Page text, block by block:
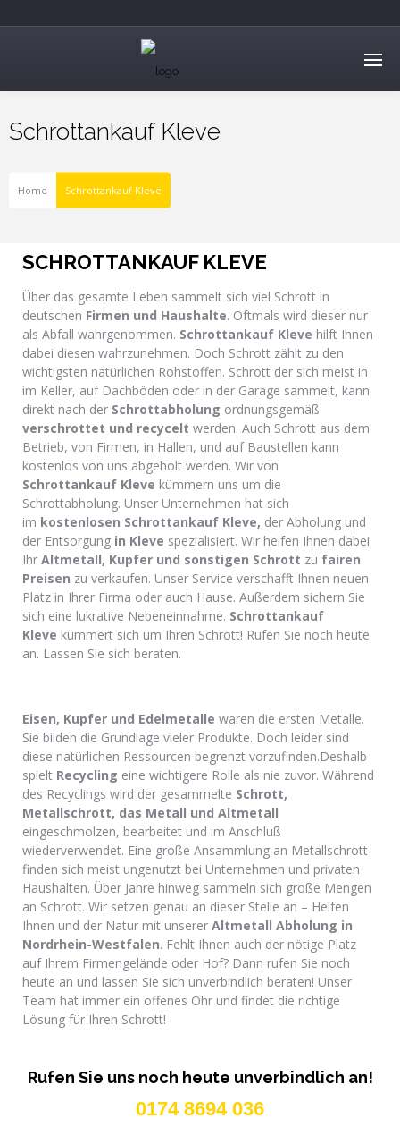
Schrottankauf Kleve
Home Schrottankauf Kleve
SCHROTTANKAUF KLEVE
Über das gesamte Leben sammelt sich viel Schrott in
deutschen Firmen und Haushalte. Oftmals wird dieser nur
als Abfall wahrgenommen. Schrottankauf Kleve hilft Ihnen
dabei diesen wahrzunehmen. Doch Schrott zählt zu den
wichtigsten natürlichen Rohstoffen. Schrott der sich meist in
im Keller, auf Dachböden oder in der Garage sammelt, kann
direkt nach der Schrottabholung ordnungsgemäß
verschrottet und recycelt werden. Auch Schrott aus dem
Betrieb, von Firmen, in Hallen, und auf Baustellen kann
kostenlos von uns abgeholt werden. Wir von
Schrottankauf Kleve kümmern uns um die
Schrottabholung. Unser Unternehmen hat sich
im kostenlosen Schrottankauf Kleve, der Abholung und
der Entsorgung in Kleve spezialisiert. Wir helfen Ihnen dabei
Ihr Altmetall, Kupfer und sonstigen Schrott zu fairen
Preisen zu verkaufen. Unser Service verschafft Ihnen neuen
Platz in Ihrer Firma oder auch Hause. Außerdem sichern Sie
sich eine lukrative Nebeneinnahme. Schrottankauf
Kleve kümmert sich um Ihren Schrott! Rufen Sie noch heute
an. Lassen Sie sich beraten.
Eisen, Kupfer und Edelmetalle waren die ersten Metalle.
Sie bilden die Grundlage vieler Produkte. Doch leider sind
diese natürlichen Ressourcen begrenzt vorzufinden.Deshalb
spielt Recycling eine wichtigere Rolle als nie zuvor. Während
des Recyclings wird der gesammelte Schrott,
Metallschrott, das Metall und Altmetall
eingeschmolzen, bearbeitet und im Anschluß
wiederverwendet. Eine große Ansammlung an Metallschrott
finden sich meist ungenutzt bei Unternehmen und privaten
Haushalten. Über Jahre hinweg sammeln sich große Mengen
an Schrott. Wir setzen genau an dieser Stelle an – Helfen
Ihnen und der Natur mit unserer Altmetall Abholung in
Nordrhein-Westfalen. Fehlt Ihnen auch der nötige Platz
auf Ihrem Firmengelände oder Hof? Dann rufen Sie noch
heute an und lassen Sie sich unverbindlich beraten! Unser
Team hat immer ein offenes Ohr und findet die richtige
Lösung für Ihren Schrott!
Rufen Sie uns noch heute unverbindlich an!
0174 8694 036